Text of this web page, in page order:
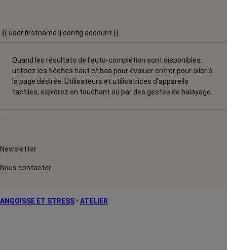
{{ user.firstname || config.account }}
Quand les résultats de l'auto-complétion sont disponibles,
utilisez les flèches haut et bas pour évaluer entrer pour aller à
la page désirée. Utilisateurs et utilisatrices d‘appareils
tactiles, explorez en touchant ou par des gestes de balayage.
Newsletter
Nous contacter
ANGOISSE ET STRESS • ATELIER